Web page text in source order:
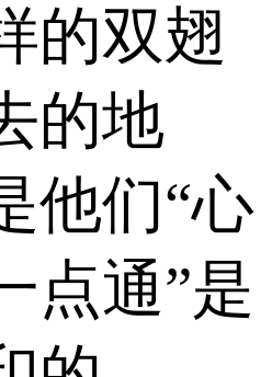
的双翅
的地
他们“心
点通”是